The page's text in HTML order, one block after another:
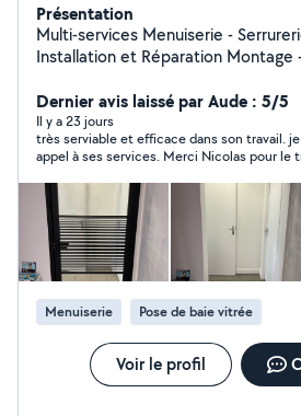
Présentation
Multi-services Menuiserie -
Installation et Réparation Montage
Dernier avis laissé par Aude : 5/5
Il y a 23 jours
très serviable et efficace dans son travail.
appel à ses services. Merci Nicolas pour le
Menuiserie Pose de baie vitrée
Voir le profil